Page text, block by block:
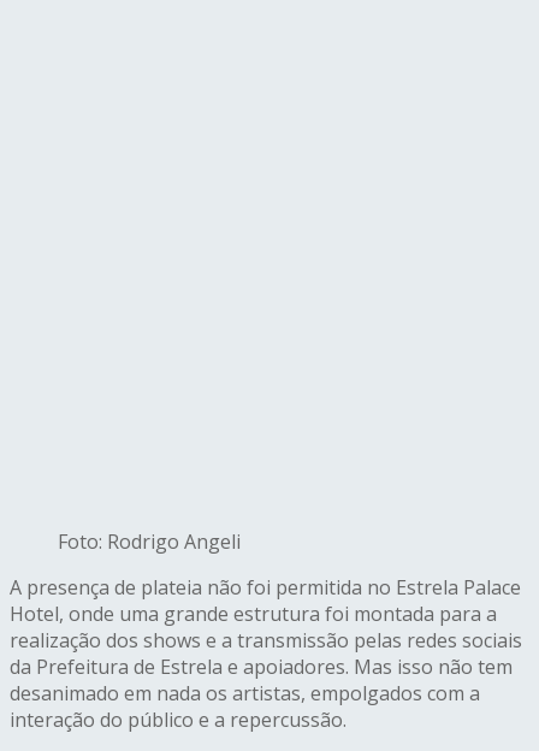
Foto: Rodrigo Angeli
A presença de plateia não foi permitida no Estrela Palace
Hotel, onde uma grande estrutura foi montada para a
realização dos shows e a transmissão pelas redes sociais
da Prefeitura de Estrela e apoiadores. Mas isso não tem
desanimado em nada os artistas, empolgados com a
interação do público e a repercussão.